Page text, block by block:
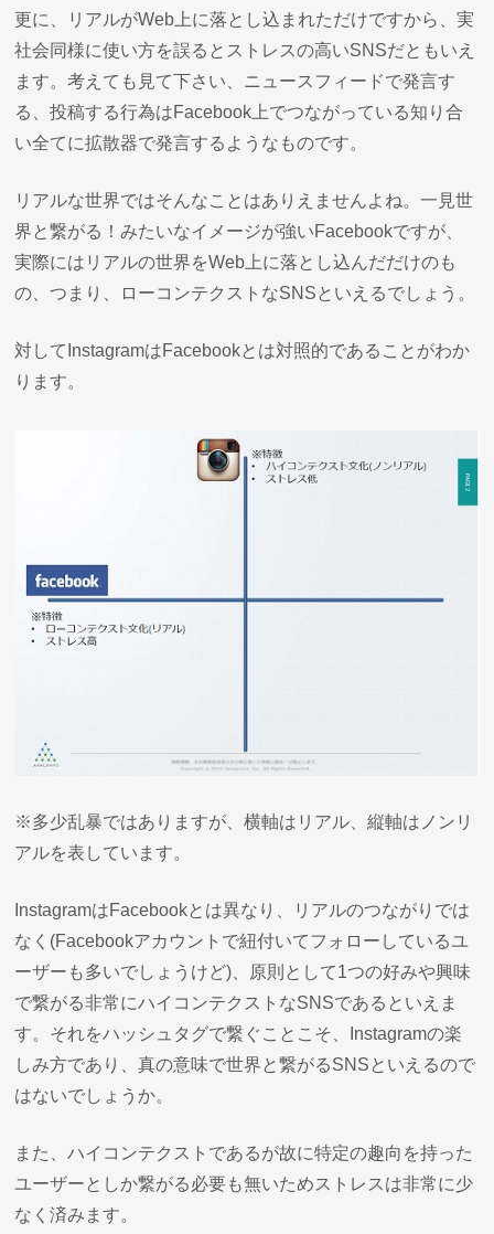
更に、リアルがWeb上に落とし込まれただけですから、実
社会同様に使い方を誤るとストレスの高いSNSだともいえ
ます。考えても見て下さい、ニュースフィードで発言す
る、投稿する行為はFacebook上でつながっている知り合
い全てに拡散器で発言するようなものです。
リアルな世界ではそんなことはありえませんよね。一見世
界と繋がる！みたいなイメージが強いFacebookですが、
実際にはリアルの世界をWeb上に落とし込んだだけのも
の、つまり、ローコンテクストなSNSといえるでしょう。
対してInstagramはFacebookとは対照的であることがわか
ります。
※多少乱暴ではありますが、横軸はリアル、縦軸はノンリ
アルを表しています。
InstagramはFacebookとは異なり、リアルのつながりでは
なく(Facebookアカウントで紐付いてフォローしているユ
ーザーも多いでしょうけど)、原則として1つの好みや興味
で繋がる非常にハイコンテクストなSNSであるといえま
す。それをハッシュタグで繋ぐことこそ、Instagramの楽
しみ方であり、真の意味で世界と繋がるSNSといえるので
はないでしょうか。
また、ハイコンテクストであるが故に特定の趣向を持った
ユーザーとしか繋がる必要も無いためストレスは非常に少
なく済みます。